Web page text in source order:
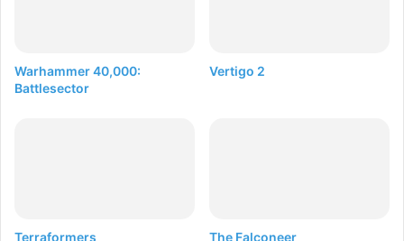
Warhammer 40,000:
Battlesector
Vertigo 2
Terraformers The Falconeer